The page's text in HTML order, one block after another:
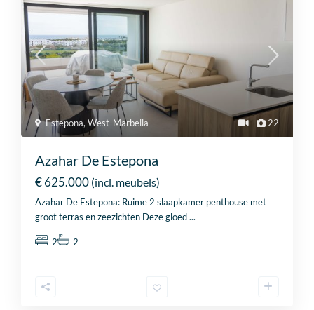
22
Estepona,West-Marbella
Azahar De Estepona
€ 625.000 (incl. meubels)
Azahar De Estepona: Ruime 2 slaapkamer penthouse met
groot terras en zeezichten Deze gloed...
2 2